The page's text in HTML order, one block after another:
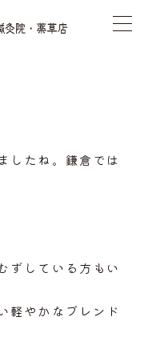
したね。鎌倉では
ずしている方もい
軽やかなブレンド